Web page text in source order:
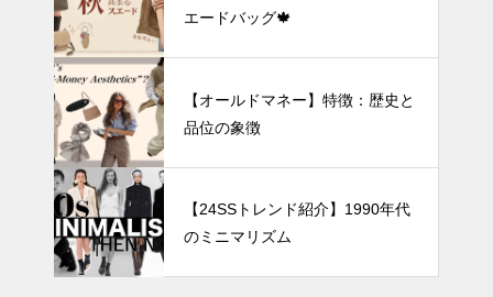
エードバッグ🍁
【オールドマネー】特徴：歴史と
品位の象徴
【24SSトレンド紹介】1990年代
のミニマリズム